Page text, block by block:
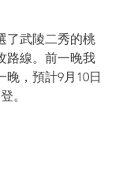
了武陵二秀的桃
路線。前一晚我
晚，預計9月10日
。